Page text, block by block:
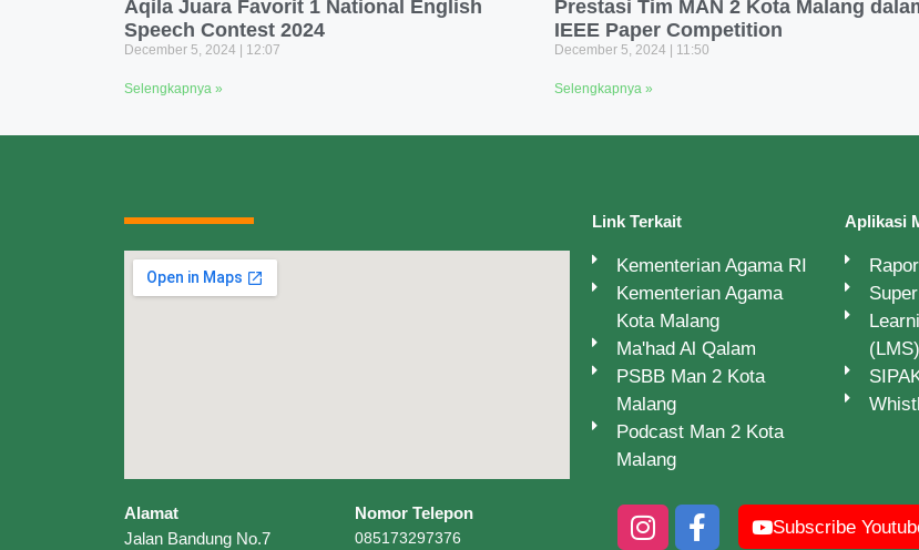
Aqila Juara Favorit 1 National English
Speech Contest 2024
December 5, 2024 12:07
Selengkapnya »
Prestasi Tim MAN 2 Kota Malang
IEEE Paper Competition
December 5, 2024 11:50
Selengkapnya »
Link Terkait
Kementerian Agama RI
Kementerian Agama
Kota Malang
Ma'had Al Qalam
PSBB Man 2 Kota
Malang
Podcast Man 2 Kota
Malang
Aplikasi
(LMS)
Alamat
Jalan Bandung No.7
Nomor Telepon
085173297376 Subscribe